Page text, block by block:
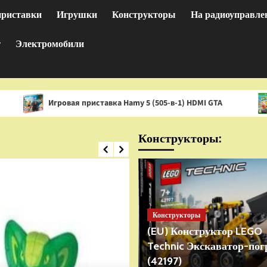
Игрушки Конструкторы На
Электромобили
приставка Hamy 5 (505-в-1) HDMI GTA Игра
Конструкторы:
Конструкторы
(EU) Конструктор LEGO
Technic Экскаватор-
(42197)